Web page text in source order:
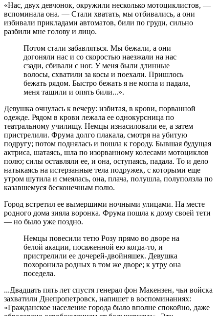
«Нас, двух девчонок, окружили несколько мотоциклистов, —
вспоминала она. — Стали хватать, мы отбивались, а они
избивали прикладами автоматов, били по груди, сильно
разбили мне голову и лицо.
Потом стали забавляться. Мы бежали, а они
догоняли нас и со скоростью наезжали на нас
сзади, сбивали с ног. У меня были длинные
волосы, схватили за косы и поехали. Пришлось
бежать рядом. Быстро бежать я не могла и падала,
меня тащили и опять били...».
Девушка очнулась к вечеру: избитая, в крови, порванной
одежде. Рядом в крови лежала ее однокурсница по
театральному училищу. Немцы изнасиловали ее, а затем
пристрелили. Фрума долго плакала, смотря на убитую
подругу; потом поднялась и пошла к городу. Бывшая будущая
актриса, шатаясь, шла по изорванному колесами мотоциклов
полю; силы оставляли ее, и она, оступаясь, падала. То и дело
натыкаясь на истерзанные тела подружек, с которыми еще
утром шутила и смеялась, она, плача, полушла, полуползла по
казавшемуся бесконечным полю.
Город встретил ее вымершими ночными улицами. На месте
родного дома зияла воронка. Фрума пошла к дому своей тети
— но было уже поздно.
Немцы повесили тетю Розу прямо во дворе на
белой акации, посаженной ею когда-то, и
пристрелили ее дочерей-двойняшек. Девушка
похоронила родных в том же дворе; к утру она
поседела.
...Двадцать пять лет спустя генерал фон Макензен, чьи войска
захватили Днепропетровск, напишет в воспоминаниях:
«Гражданское население города было вполне спокойно, даже